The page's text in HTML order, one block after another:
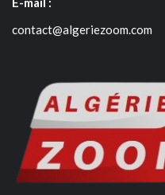
contact@algeriezoom.com